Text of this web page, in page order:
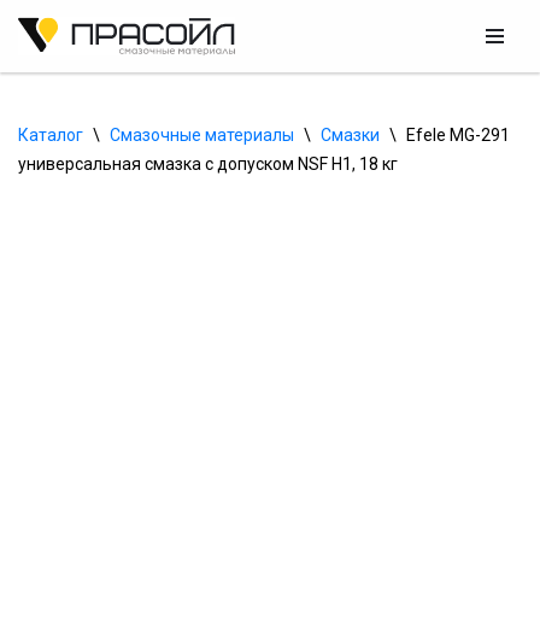
содержимому
Каталог \ Смазочные материалы \ Смазки \
Efele MG-291
универсальная смазка с допуском NSF H1, 18 кг